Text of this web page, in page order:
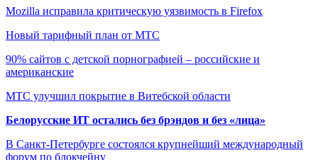
Mozilla исправила критическую уязвимость в Firefox
Новый тарифный план от МТС
90% сайтов с детской порнографией – российские и
американские
МТС улучшил покрытие в Витебской области
Белорусские ИТ остались без брэндов и без «лица»
В Санкт-Петербурге состоялся крупнейший международный
форум по блокчейну